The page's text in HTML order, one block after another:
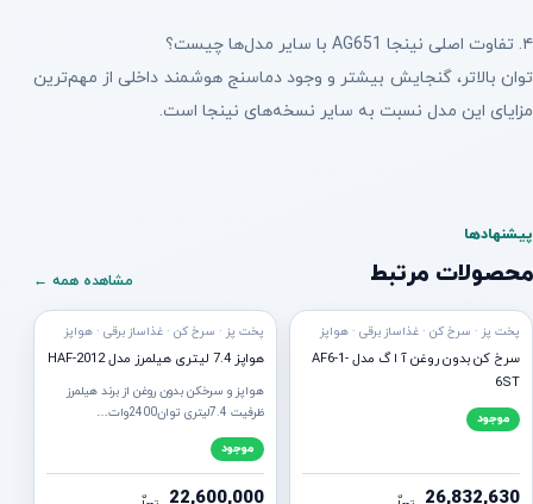
۴. تفاوت اصلی نینجا AG651 با سایر مدل‌ها چیست؟
توان بالاتر، گنجایش بیشتر و وجود دماسنج هوشمند داخلی از مهم‌ترین
مزایای این مدل نسبت به سایر نسخه‌های نینجا است.
پیشنهادها
محصولات مرتبط مشاهده همه ←
پخت پز · سرخ کن · غذاساز برقی · هواپز
سرخ کن بدون روغن آ ا گ مدل AF6-1-
6ST
موجود
26,832,630 ن
پخت پز · سرخ کن · غذاساز برقی · هواپز
هواپز 7.4 لیتری هیلمرز مدل HAF-2012
هواپز و سرخکن بدون روغن از برند هیلمرز
ظرفیت 7.4لیتری توان2400وات…
موجود
22,600,000 ن